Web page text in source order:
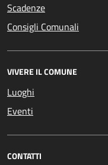
Scadenze
Consigli Comunali
VIVERE IL COMUNE
Luoghi
Eventi
CONTATTI